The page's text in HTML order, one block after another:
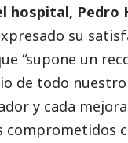
hospital, Pedro
su
“supone un
de todo
y cada
comprometidos